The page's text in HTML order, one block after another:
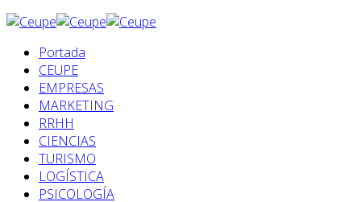
Portada
CEUPE
EMPRESAS
MARKETING
RRHH
CIENCIAS
TURISMO
LOGÍSTICA
PSICOLOGÍA